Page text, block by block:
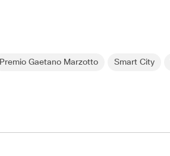
Premio Gaetano Marzotto Smart City